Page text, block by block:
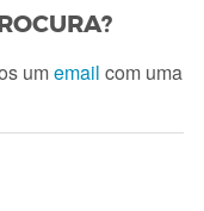
umemail com uma